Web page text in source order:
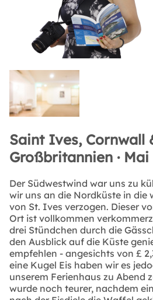
Saint Ives, Cornwall
Großbritannien · Mai
Der Südwestwind war uns zu
wir uns an die Nordküste in die
von St. Ives verzogen. Dieser
Ort ist vollkommen
drei Stündchen durch die
den Ausblick auf die Küste
empfehlen - angesichts von £
eine Kugel Eis haben wir es
unserem Ferienhaus zu Abend
wurde noch teurer, nachdem